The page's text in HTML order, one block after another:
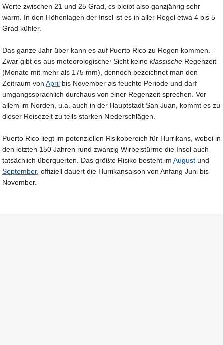
Werte zwischen 21 und 25 Grad, es bleibt also ganzjährig sehr
warm. In den Höhenlagen der Insel ist es in aller Regel etwa 4 bis 5
Grad kühler.
Das ganze Jahr über kann es auf Puerto Rico zu Regen kommen.
Zwar gibt es aus meteorologischer Sicht keine klassische Regenzeit
(Monate mit mehr als 175 mm), dennoch bezeichnet man den
Zeitraum von April bis November als feuchte Periode und darf
umgangssprachlich durchaus von einer Regenzeit sprechen. Vor
allem im Norden, u.a. auch in der Hauptstadt San Juan, kommt es zu
dieser Reisezeit zu teils starken Niederschlägen.
Puerto Rico liegt im potenziellen Risikobereich für Hurrikans, wobei in
den letzten 150 Jahren rund zwanzig Wirbelstürme die Insel auch
tatsächlich überquerten. Das größte Risiko besteht im August und
September, offiziell dauert die Hurrikansaison von Anfang Juni bis
November.